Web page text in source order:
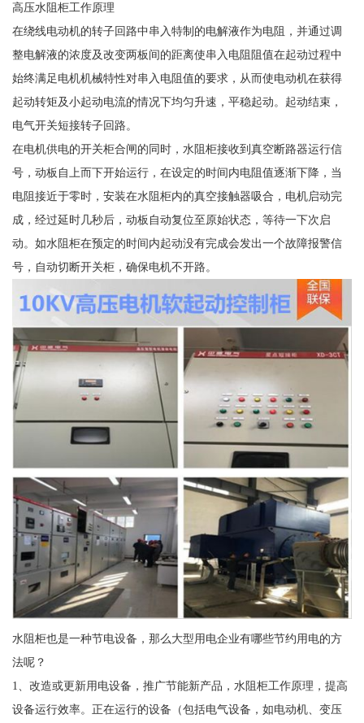
高压水阻柜工作原理
在绕线电动机的转子回路中串入特制的电解液作为电阻，并通过调
整电解液的浓度及改变两板间的距离使串入电阻阻值在起动过程中
始终满足电机机械特性对串入电阻值的要求，从而使电动机在获得
起动转矩及小起动电流的情况下均匀升速，平稳起动。起动结束，
电气开关短接转子回路。
在电机供电的开关柜合闸的同时，水阻柜接收到真空断路器运行信
号，动板自上而下开始运行，在设定的时间内电阻值逐渐下降，当
电阻接近于零时，安装在水阻柜内的真空接触器吸合，电机启动完
成，经过延时几秒后，动板自动复位至原始状态，等待一下次启
动。如水阻柜在预定的时间内起动没有完成会发出一个故障报警信
号，自动切断开关柜，确保电机不开路。
水阻柜也是一种节电设备，那么大型用电企业有哪些节约用电的方
法呢？
1、改造或更新用电设备，推广节能新产品，水阻柜工作原理，提高
设备运行效率。正在运行的设备（包括电气设备，如电动机、变压